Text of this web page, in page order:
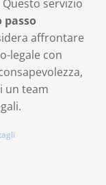
Questo servizio
passo
affrontare
legale con
un team